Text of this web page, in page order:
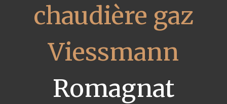
chaudière gaz
Viessmann
Romagnat